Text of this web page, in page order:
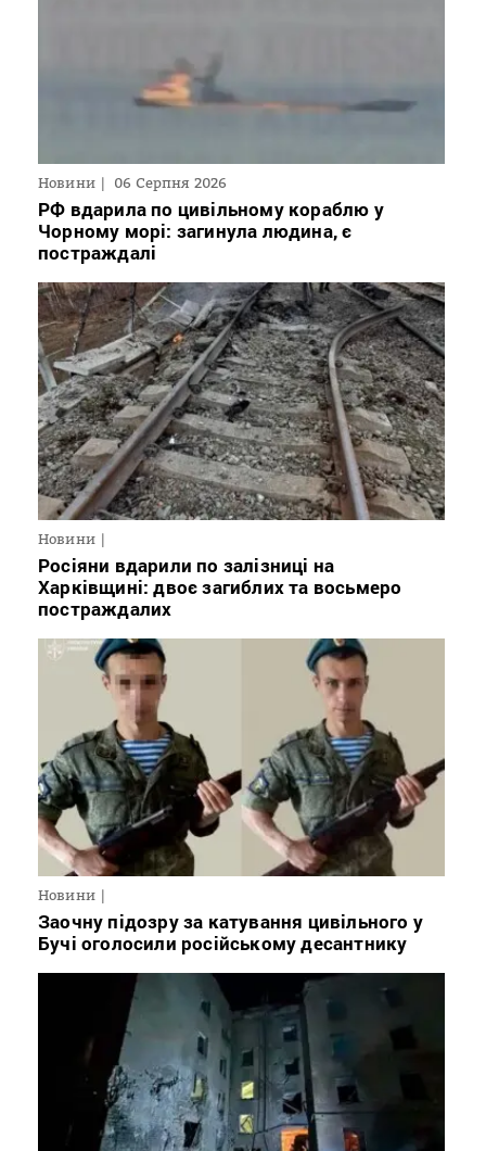
Новини 06 Серпня 2026
РФ вдарила по цивільному кораблю у
Чорному морі: загинула людина, є
постраждалі
Новини
Росіяни вдарили по залізниці на
Харківщині: двоє загиблих та восьмеро
постраждалих
Новини
Заочну підозру за катування цивільного у
Бучі оголосили російському десантнику